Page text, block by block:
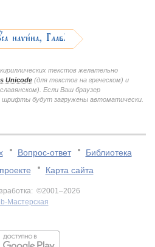
наvи1на, ГлавA
текстов желательно
Unicode (для текстов на греческом) и
Если Ваш браузер
шрифты будут загружены автоматически.
Вопрос-ответ
Библиотека
Карта сайта
©2001–2026
Мастерская